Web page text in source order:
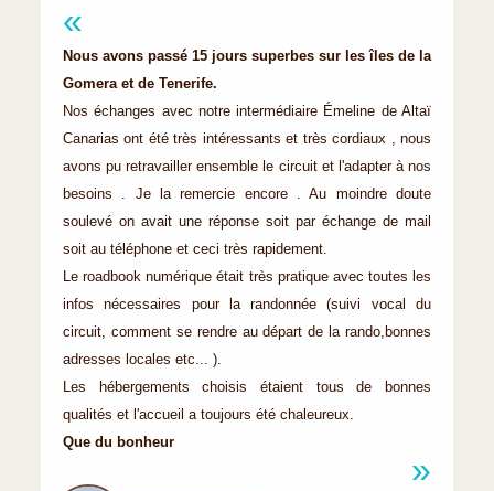
Nous avons passé 15 jours superbes sur les îles de la
Gomera et de Tenerife.
Nos échanges avec notre intermédiaire Émeline de Altaï
Canarias ont été très intéressants et très cordiaux , nous
avons pu retravailler ensemble le circuit et l'adapter à nos
besoins . Je la remercie encore . Au moindre doute
soulevé on avait une réponse soit par échange de mail
soit au téléphone et ceci très rapidement.
Le roadbook numérique était très pratique avec toutes les
infos nécessaires pour la randonnée (suivi vocal du
circuit, comment se rendre au départ de la rando,bonnes
adresses locales etc... ).
Les hébergements choisis étaient tous de bonnes
qualités et l'accueil a toujours été chaleureux.
Que du bonheur